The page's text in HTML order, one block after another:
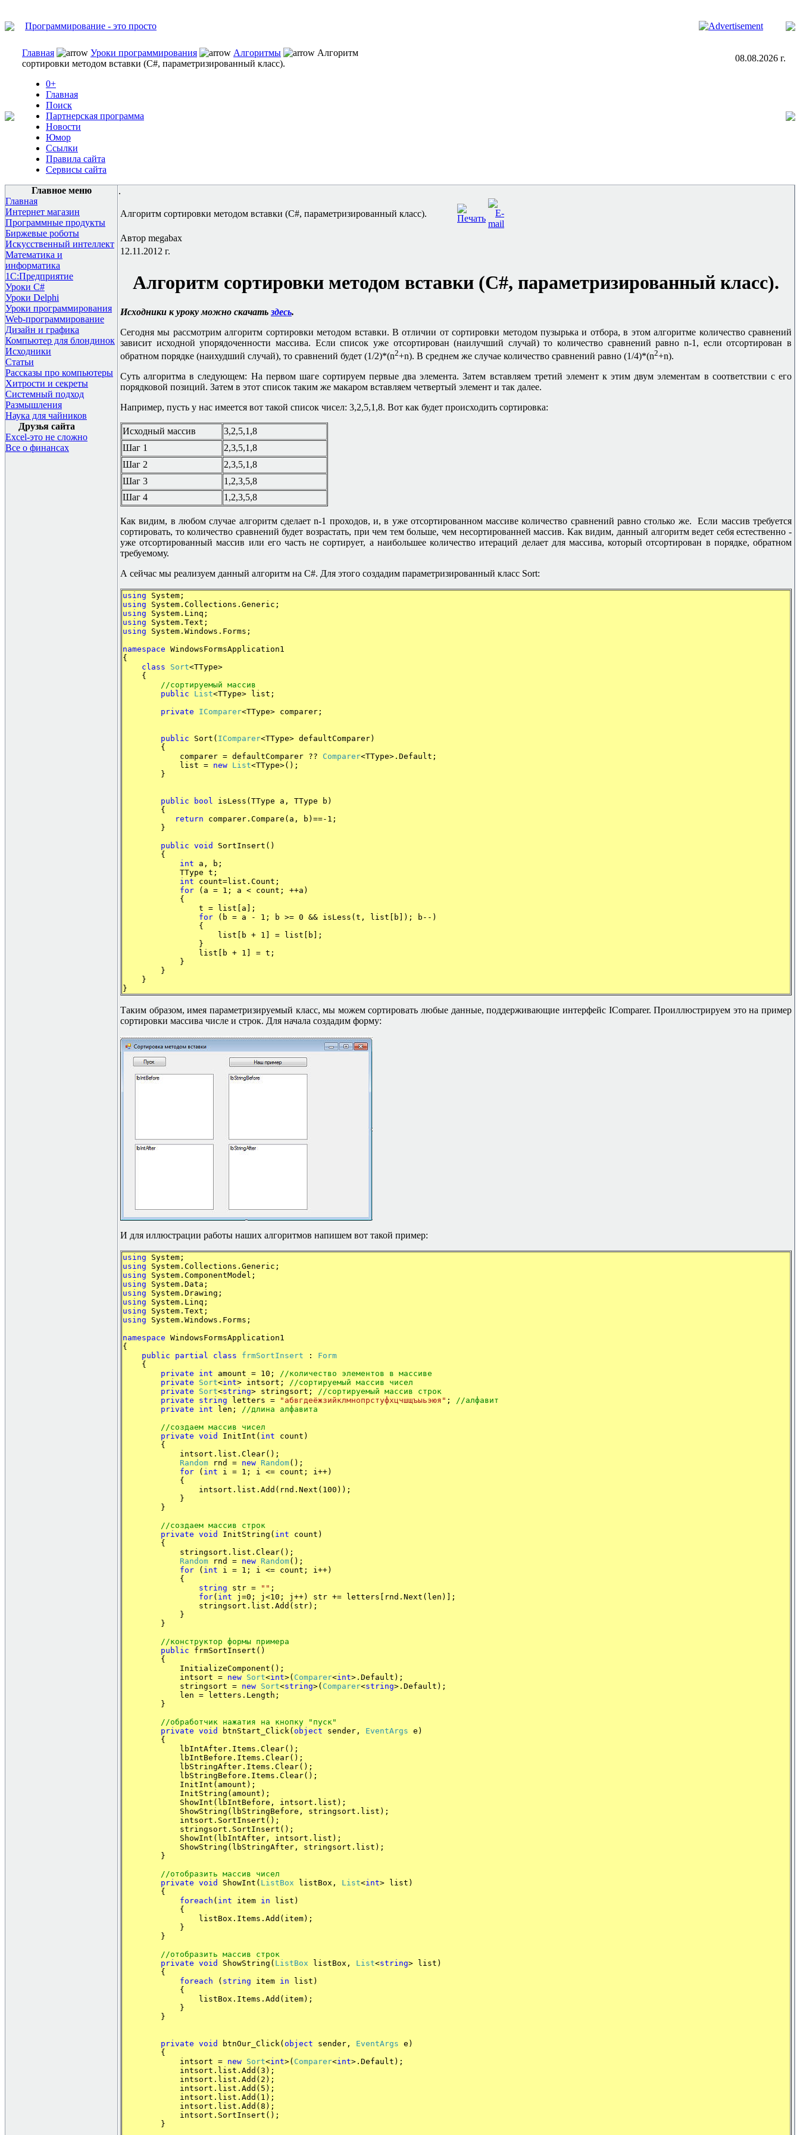
Программирование - это просто
Главная Уроки программирования Алгоритмы
Алгоритм
сортировки методом вставки (C#, параметризированный класс).
08.08.2026 г.
0+
Главная
Поиск
Партнерская программа
Новости
Юмор
Ссылки
Правила сайта
Сервисы сайта
Главное меню
Главная
Интернет магазин
Программные продукты
Биржевые роботы
Искусственный интеллект
Математика и
информатика
1С:Предприятие
Уроки C#
Уроки Delphi
Уроки программирования
Web-программирование
Дизайн и графика
Компьютер для блондинок
Исходники
Статьи
Рассказы про компьютеры
Хитрости и секреты
Системный подход
Размышления
Наука для чайников
Друзья сайта
Excel-это не сложно
Все о финансах
.
Алгоритм сортировки методом вставки (C#, параметризированный класс).
Автор megabax
12.11.2012 г.
Алгоритм сортировки методом вставки (C#, параметризированный класс).
Исходники к уроку можно скачать здесь.
Сегодня мы рассмотрим алгоритм сортировки методом вставки. В отличии от сортировки методом пузырька и отбора, в этом алгоритме количество сравнений
зависит исходной упорядоченности массива. Если список уже отсортирован (наилучший случай) то количество сравнений равноn-1, если отсортирован в
обратном порядке (наихудший случай), то сравнений будет (1/2)*(n2+n). В среднем же случае количество сравнений равно (1/4)*(n2+n).
Суть алгоритма в следующем: На первом шаге сортируем первые два элемента. Затем вставляем третий элемент к этим двум элементам в соответствии с его
порядковой позиций. Затем в этот список таким же макаром вставляем четвертый элемент и так далее.
Например, пусть у нас имеется вот такой список чисел: 3,2,5,1,8. Вот как будет происходить сортировка:
Исходный массив
3,2,5,1,8
Шаг 1
2,3,5,1,8
Шаг 2
2,3,5,1,8
Шаг 3
1,2,3,5,8
Шаг 4
1,2,3,5,8
Как видим, в любом случае алгоритм сделаетn-1 проходов, и, в уже отсортированном массиве количество сравнений равно столько же. Если массив требуется
сортировать, то количество сравнений будет возрастать, при чем тем больше, чем несортированней массив. Как видим, данный алгоритм ведет себя естественно -
уже отсортированный массив или его часть не сортирует, а наибольшее количество итераций делает для массива, который отсортирован в порядке, обратном
требуемому.
А сейчас мы реализуем данный алгоритм на C#. Для этого создадим параметризированный класс Sort:
using System;
using System.Collections.Generic;
using System.Linq;
using System.Text;
using System.Windows.Forms;
namespace WindowsFormsApplication1
{
class
Sort<TType>
{
//сортируемый массив
public
List<TType> list;
private
IComparer<TType> comparer;
public Sort( IComparer<TType> defaultComparer)
{
comparer = defaultComparer ?? Comparer<TType>.Default;
list = new List<TType>();
}
public bool isLess(TType a, TType b)
{
return comparer.Compare(a, b)==-1;
}
public void
SortInsert()
{
int a, b;
TType t;
int count=list.Count;
for (a = 1; a < count; ++a)
{
t = list[a];
for (b = a - 1; b >= 0 && isLess(t, list[b]); b--)
{
list[b + 1] = list[b];
}
list[b + 1] = t;
}
}
}
}
Таким образом, имея параметризируемый класс, мы можем сортировать любые данные, поддерживающие интерфейс IComparer. Проиллюстрируем это на пример
сортировки массива числе и строк. Для начала создадим форму:
И для иллюстрации работы наших алгоритмов напишем вот такой пример:
using System;
using System.Collections.Generic;
using System.ComponentModel;
using System.Data;
using System.Drawing;
using System.Linq;
using System.Text;
using System.Windows.Forms;
namespace WindowsFormsApplication1
{
public
partial class frmSortInsert : Form
{
private
int amount = 10; //количество элементов в массиве
private
Sort<int> intsort; //сортируемый массив
чисел
private
Sort<string> stringsort; //сортируемый массив
строк
private
string letters = " абвгдеёжзийклмнопрстуфхцчшщъыьэюя " ; //алфавит
private
int len; //длина
алфавита
//создаем массив
чисел
private void InitInt( int count)
{
intsort.list.Clear();
Random rnd = new Random();
for ( int i = 1; i <= count; i++)
{
intsort.list.Add(rnd.Next(100));
}
}
//создаем массив
строк
private void InitString( int count)
{
stringsort.list.Clear();
Random rnd = new Random();
for ( int i = 1; i <= count; i++)
{
string str = "" ;
for( int j=0; j<10; j++) str += letters[rnd.Next(len)];
stringsort.list.Add(str);
}
}
//конструктор формы примера
public frmSortInsert()
{
InitializeComponent();
intsort = new Sort<int>( Comparer<int>.Default);
stringsort = new Sort<string>( Comparer<string>.Default);
len = letters.Length;
}
//обработчик нажатия на кнопку "пуск"
private void btnStart_Click( object sender, EventArgs e)
{
lbIntAfter.Items.Clear();
lbIntBefore.Items.Clear();
lbStringAfter.Items.Clear();
lbStringBefore.Items.Clear();
InitInt(amount);
InitString(amount);
ShowInt(lbIntBefore, intsort.list);
ShowString(lbStringBefore, stringsort.list);
intsort.SortInsert();
stringsort.SortInsert();
ShowInt(lbIntAfter, intsort.list);
ShowString(lbStringAfter, stringsort.list);
}
//отобразить массив
чисел
private void ShowInt( ListBox listBox, List<int> list)
{
foreach ( int item in list)
{
listBox.Items.Add(item);
}
}
//отобразить массив
строк
private void ShowString( ListBox listBox, List<string> list)
{
foreach ( string item in list)
{
listBox.Items.Add(item);
}
}
private void btnOur_Click( object sender, EventArgs e)
{
intsort = new Sort<int>( Comparer<int>.Default);
intsort.list.Add(3);
intsort.list.Add(2);
intsort.list.Add(5);
intsort.list.Add(1);
intsort.list.Add(8);
intsort.SortInsert();
}